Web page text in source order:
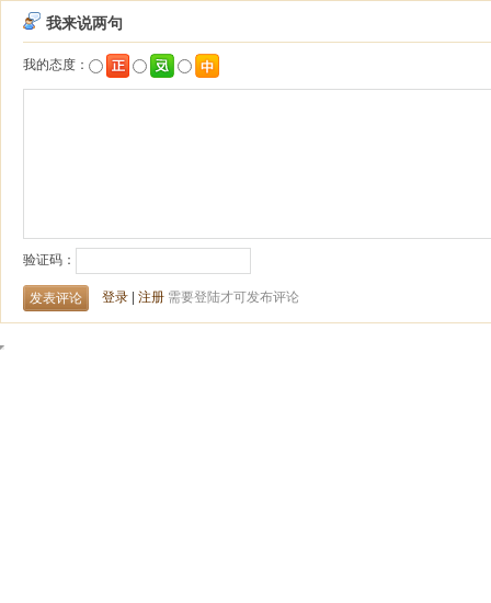
我来说两句
我的态度：
验证码：
登录 注册 需要登陆才可发布评论